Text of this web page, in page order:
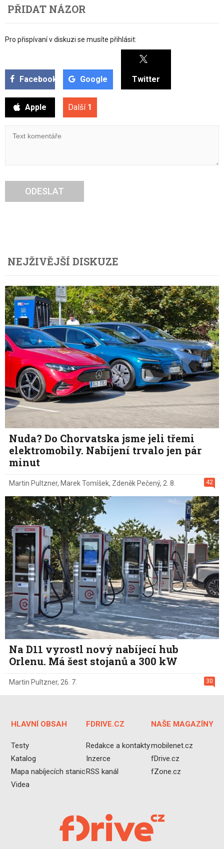
PŘIDAT NÁZOR
Pro přispívaní v diskuzi se musíte přihlásit:
Facebook Google Twitter
Apple Další 1
ODESLAT
NEJŽIVĚJŠÍ DISKUZE
Nuda? Do Chorvatska jsme jeli třemi
elektromobily. Nabíjení trvalo jen pár
minut
42
Martin Pultzner, Marek Tomíšek, Zdeněk Pečený, 2. 8.
Na D11 vyrostl nový nabíjecí hub
Orlenu. Má šest stojanů a 300 kW
30
Martin Pultzner, 26. 7.
HLAVNÍ OBSAH
Testy
Katalog
Mapa nabíjecích stanic
Videa
FDRIVE.CZ
Redakce a kontakty
Inzerce
RSS kanál
NAŠE MAGAZÍNY
mobilenet.cz
fDrive.cz
fZone.cz